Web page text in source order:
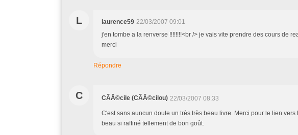
L laurence59 22/03/2007 09:01
j'en tombe a la renverse !!!!!!!!<br /> je vais vite prendre des cours de
merci
Répondre
C CÃÂ©cile (CÃÂ©cilou) 22/03/2007 08:33
C'est sans auncun doute un très très beau livre. Merci pour le lien vers
beau si raffiné tellement de bon goût.